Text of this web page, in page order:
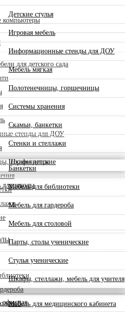
Детские стулья
Игровая мебель
Информационные стенды для ДОУ
Мебель мягкая
Полотенечницы, горшечницы
Системы хранения
Скамьи, банкетки
Стенки и стеллажи
Шкафы детские
для школы
Банкетки
Мебель для библиотеки
Мебель для гардероба
Мебель для столовой
Парты, столы ученические
Стулья ученические
Шкафы, стеллажи, мебель для учителя
офисная
Мебель для медицинского кабинета
компьютеры
для детского сада
стенды для ДОУ
горшечницы